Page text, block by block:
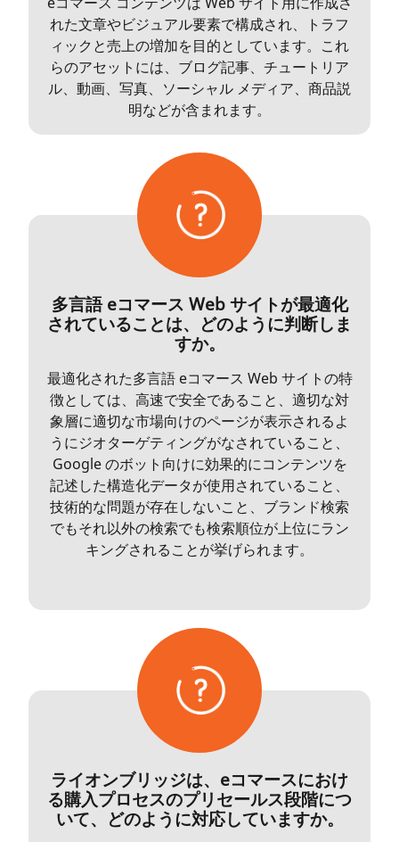
れた文章やビジュアル要素で構成され、トラフ
ィックと売上の増加を目的としています。これ
らのアセットには、ブログ記事、チュートリア
ル、動画、写真、ソーシャル メディア、商品説
明などが含まれます。
多言語 eコマース Web サイトが最適化
されていることは、どのように判断しま
すか。
最適化された多言語 eコマース Web サイトの特
徴としては、高速で安全であること、適切な対
象層に適切な市場向けのページが表示されるよ
うにジオターゲティングがなされていること、
Google のボット向けに効果的にコンテンツを
記述した構造化データが使用されていること、
技術的な問題が存在しないこと、ブランド検索
でもそれ以外の検索でも検索順位が上位にラン
キングされることが挙げられます。
ライオンブリッジは、eコマースにおけ
る購入プロセスのプリセールス段階につ
いて、どのように対応していますか。